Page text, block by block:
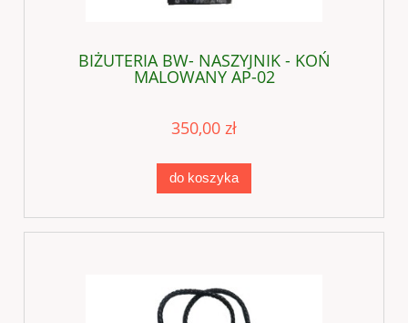
BIŻUTERIA BW- NASZYJNIK - KOŃ
MALOWANY AP-02
350,00 zł
do koszyka